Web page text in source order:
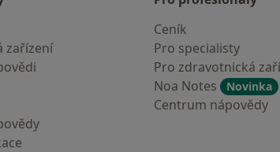
zařízení
Ceník
Pro specialisty
Pro zdravotnická
Noa Notes
Novinka
Centrum nápovědy